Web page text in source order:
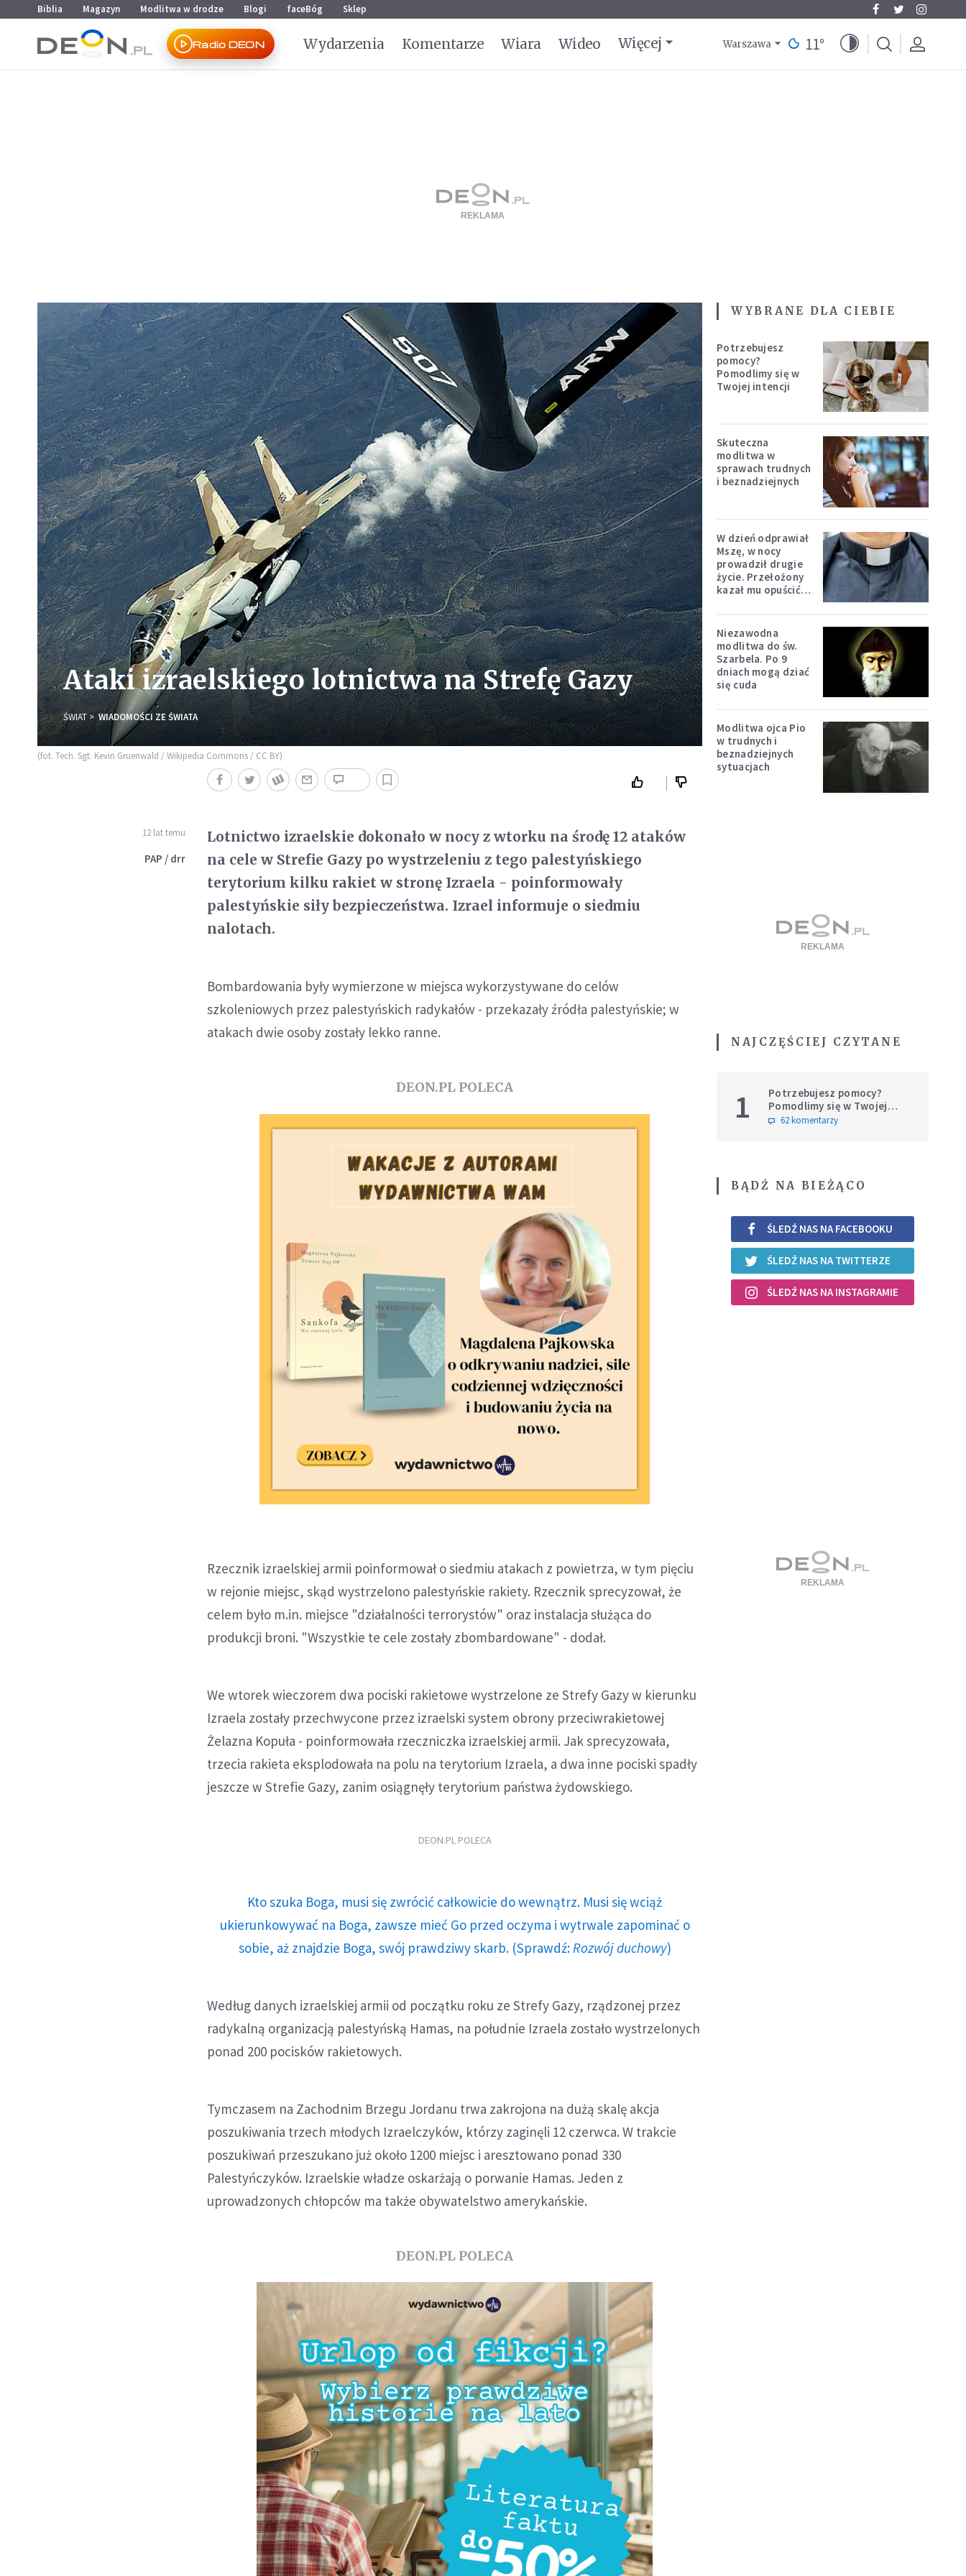
Przejdź do menu głównego
Przejdź do treści
Biblia Magazyn Modlitwa w drodze Blogi faceBóg Sklep
Radio DEON Wydarzenia Komentarze Wiara Wideo Więcej Warszawa 11°
Ataki izraelskiego lotnictwa na Strefę Gazy
ŚWIAT WIADOMOŚCI ZE ŚWIATA
(fot. Tech. Sgt. Kevin Gruenwald / Wikipedia Commons / CC BY)
12 lat temu
PAP / drr
Lotnictwo izraelskie dokonało w nocy z wtorku na środę 12 ataków
na cele w Strefie Gazy po wystrzeleniu z tego palestyńskiego
terytorium kilku rakiet w stronę Izraela - poinformowały
palestyńskie siły bezpieczeństwa. Izrael informuje o siedmiu
nalotach.
Bombardowania były wymierzone w miejsca wykorzystywane do celów
szkoleniowych przez palestyńskich radykałów - przekazały źródła palestyńskie; w
atakach dwie osoby zostały lekko ranne.
DEON.PL POLECA
Rzecznik izraelskiej armii poinformował o siedmiu atakach z powietrza, w tym pięciu
w rejonie miejsc, skąd wystrzelono palestyńskie rakiety. Rzecznik sprecyzował, że
celem było m.in. miejsce "działalności terrorystów" oraz instalacja służąca do
produkcji broni. "Wszystkie te cele zostały zbombardowane" - dodał.
We wtorek wieczorem dwa pociski rakietowe wystrzelone ze Strefy Gazy w kierunku
Izraela zostały przechwycone przez izraelski system obrony przeciwrakietowej
Żelazna Kopuła - poinformowała rzeczniczka izraelskiej armii. Jak sprecyzowała,
trzecia rakieta eksplodowała na polu na terytorium Izraela, a dwa inne pociski spadły
jeszcze w Strefie Gazy, zanim osiągnęły terytorium państwa żydowskiego.
DEON.PL POLECA
Kto szuka Boga, musi się zwrócić całkowicie do wewnątrz. Musi się wciąż
ukierunkowywać na Boga, zawsze mieć Go przed oczyma i wytrwale zapominać o
sobie, aż znajdzie Boga, swój prawdziwy skarb. (Sprawdź: Rozwój duchowy)
Według danych izraelskiej armii od początku roku ze Strefy Gazy, rządzonej przez
radykalną organizacją palestyńską Hamas, na południe Izraela zostało wystrzelonych
ponad 200 pocisków rakietowych.
Tymczasem na Zachodnim Brzegu Jordanu trwa zakrojona na dużą skalę akcja
poszukiwania trzech młodych Izraelczyków, którzy zaginęli 12 czerwca. W trakcie
poszukiwań przeszukano już około 1200 miejsc i aresztowano ponad 330
Palestyńczyków. Izraelskie władze oskarżają o porwanie Hamas. Jeden z
uprowadzonych chłopców ma także obywatelstwo amerykańskie.
DEON.PL POLECA
WYBRANE DLA CIEBIE
Potrzebujesz
pomocy?
Pomodlimy się w
Twojej intencji
Skuteczna
modlitwa w
sprawach trudnych
i beznadziejnych
W dzień odprawiał
Mszę, w nocy
prowadził drugie
życie. Przełożony
kazał mu opuścić
Niezawodna
modlitwa do św.
Szarbela. Po 9
dniach mogą dziać
się cuda
Modlitwa ojca Pio
w trudnych i
beznadziejnych
sytuacjach
NAJCZĘŚCIEJ CZYTANE
1
Potrzebujesz pomocy?
Pomodlimy się w Twojej
intencji
62 komentarzy
BĄDŹ NA BIEŻĄCO
ŚLEDŹ NAS NA FACEBOOKU
ŚLEDŹ NAS NA TWITTERZE
ŚLEDŹ NAS NA INSTAGRAMIE